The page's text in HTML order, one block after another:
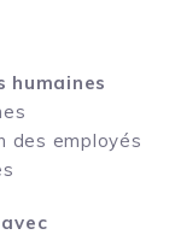
humaines
des employés